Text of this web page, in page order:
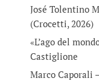
José Tolentino
(Crocetti, 2026)
«L’ago del
Castiglione
Marco Caporali